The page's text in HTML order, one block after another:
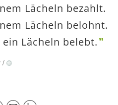
Lächeln bezahlt.
Lächeln belohnt.
Lächeln belebt.
/